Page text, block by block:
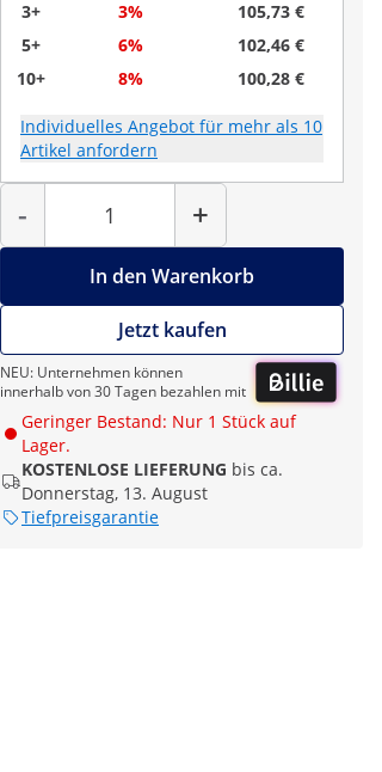
3+
3%
105,73 €
5+
6%
102,46 €
10+
8% 100,28 €
Individuelles Angebot für mehr als 10
Artikel anfordern
-
Menge
+
In den Warenkorb
Jetzt kaufen
NEU: Unternehmen können
innerhalb von 30 Tagen bezahlen mit
Geringer Bestand: Nur 1 Stück auf
Lager.
KOSTENLOSE LIEFERUNG bis ca.
Donnerstag, 13. August
Tiefpreisgarantie